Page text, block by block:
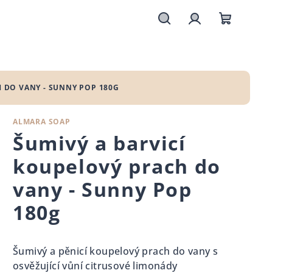
košík
DO VANY - SUNNY POP 180G
ALMARA SOAP
Šumivý a barvicí
koupelový prach do
vany - Sunny Pop
180g
Šumivý a pěnicí koupelový prach do vany s
osvěžující vůní citrusové limonády